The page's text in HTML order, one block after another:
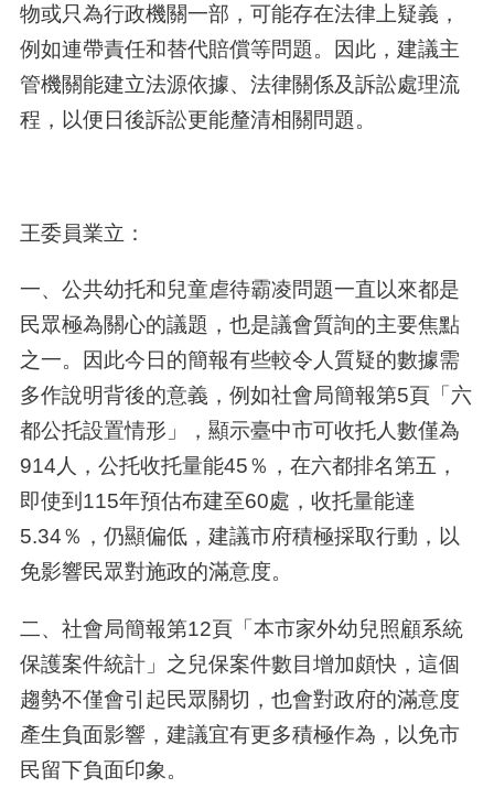
物或只為行政機關一部，可能存在法律上疑義，
例如連帶責任和替代賠償等問題。因此，建議主
管機關能建立法源依據、法律關係及訴訟處理流
程，以便日後訴訟更能釐清相關問題。
王委員業立：
一、公共幼托和兒童虐待霸凌問題一直以來都是
民眾極為關心的議題，也是議會質詢的主要焦點
之一。因此今日的簡報有些較令人質疑的數據需
多作說明背後的意義，例如社會局簡報第5頁「六
都公托設置情形」，顯示臺中市可收托人數僅為
914人，公托收托量能45％，在六都排名第五，
即使到115年預估布建至60處，收托量能達
5.34％，仍顯偏低，建議市府積極採取行動，以
免影響民眾對施政的滿意度。
二、社會局簡報第12頁「本市家外幼兒照顧系統
保護案件統計」之兒保案件數目增加頗快，這個
趨勢不僅會引起民眾關切，也會對政府的滿意度
產生負面影響，建議宜有更多積極作為，以免市
民留下負面印象。